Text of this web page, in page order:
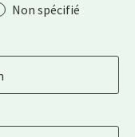
Non spécifié